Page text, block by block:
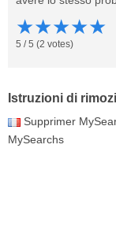
★★★★★
5 /5 (2 votes)
Istruzioni di
Supprimer
MySearchs